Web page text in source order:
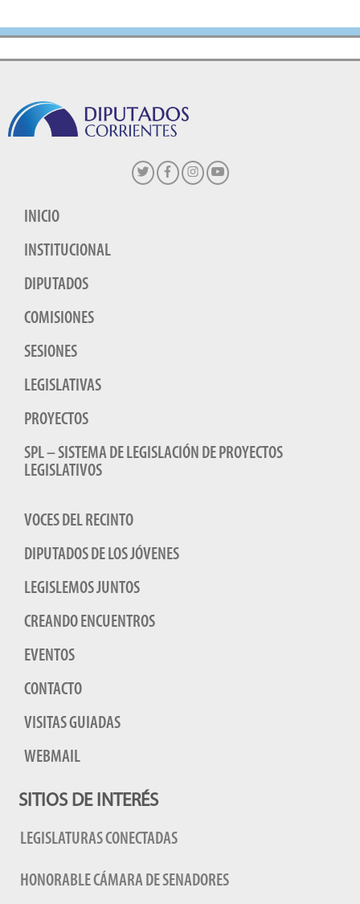
INICIO
INSTITUCIONAL
DIPUTADOS
COMISIONES
SESIONES
LEGISLATIVAS
PROYECTOS
SPL – SISTEMA DE LEGISLACIÓN DE PROYECTOS
LEGISLATIVOS
VOCES DEL RECINTO
DIPUTADOS DE LOS JÓVENES
LEGISLEMOS JUNTOS
CREANDO ENCUENTROS
EVENTOS
CONTACTO
VISITAS GUIADAS
WEBMAIL
SITIOS DE INTERÉS
LEGISLATURAS CONECTADAS
HONORABLE CÁMARA DE SENADORES